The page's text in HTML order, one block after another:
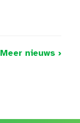
Meer nieuws ›